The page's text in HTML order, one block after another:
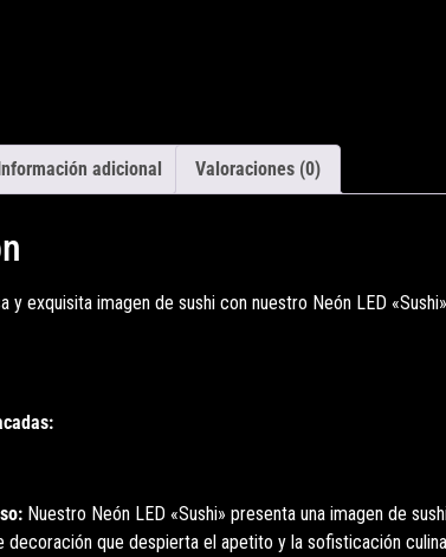
Información adicional Valoraciones (0)
y exquisita imagen de sushi con nuestro Neón LED
Nuestro Neón LED «Sushi» presenta una imagen de
decoración que despierta el apetito y la sofisticación